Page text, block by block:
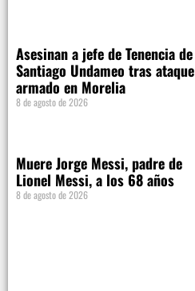
Asesinan a jefe de Tenencia de
Santiago Undameo tras ataque
armado en Morelia
8 de agosto de 2026
Muere Jorge Messi, padre de
Lionel Messi, a los 68 años
8 de agosto de 2026